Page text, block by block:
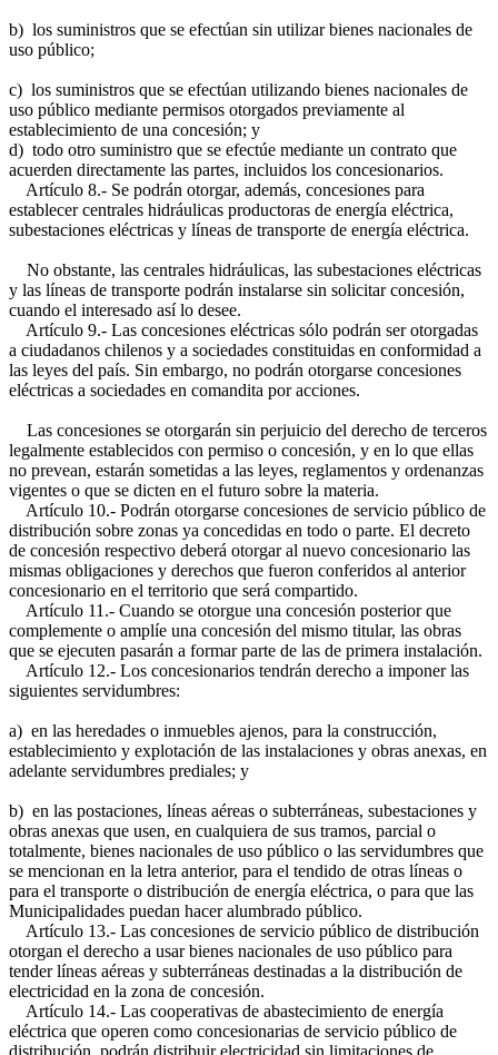
b) los suministros que se efectúan sin utilizar bienes nacionales de
uso público;
c) los suministros que se efectúan utilizando bienes nacionales de
uso público mediante permisos otorgados previamente al
establecimiento de una concesión; y
d) todo otro suministro que se efectúe mediante un contrato que
acuerden directamente las partes, incluidos los concesionarios.
Artículo 8.- Se podrán otorgar, además, concesiones para
establecer centrales hidráulicas productoras de energía eléctrica,
subestaciones eléctricas y líneas de transporte de energía eléctrica.
No obstante, las centrales hidráulicas, las subestaciones eléctricas
y las líneas de transporte podrán instalarse sin solicitar concesión,
cuando el interesado así lo desee.
Artículo 9.- Las concesiones eléctricas sólo podrán ser otorgadas
a ciudadanos chilenos y a sociedades constituidas en conformidad a
las leyes del país. Sin embargo, no podrán otorgarse concesiones
eléctricas a sociedades en comandita por acciones.
Las concesiones se otorgarán sin perjuicio del derecho de terceros
legalmente establecidos con permiso o concesión, y en lo que ellas
no prevean, estarán sometidas a las leyes, reglamentos y ordenanzas
vigentes o que se dicten en el futuro sobre la materia.
Artículo 10.- Podrán otorgarse concesiones de servicio público de
distribución sobre zonas ya concedidas en todo o parte. El decreto
de concesión respectivo deberá otorgar al nuevo concesionario las
mismas obligaciones y derechos que fueron conferidos al anterior
concesionario en el territorio que será compartido.
Artículo 11.- Cuando se otorgue una concesión posterior que
complemente o amplíe una concesión del mismo titular, las obras
que se ejecuten pasarán a formar parte de las de primera instalación.
Artículo 12.- Los concesionarios tendrán derecho a imponer las
siguientes servidumbres:
a) en las heredades o inmuebles ajenos, para la construcción,
establecimiento y explotación de las instalaciones y obras anexas, en
adelante servidumbres prediales; y
b) en las postaciones, líneas aéreas o subterráneas, subestaciones y
obras anexas que usen, en cualquiera de sus tramos, parcial o
totalmente, bienes nacionales de uso público o las servidumbres que
se mencionan en la letra anterior, para el tendido de otras líneas o
para el transporte o distribución de energía eléctrica, o para que las
Municipalidades puedan hacer alumbrado público.
Artículo 13.- Las concesiones de servicio público de distribución
otorgan el derecho a usar bienes nacionales de uso público para
tender líneas aéreas y subterráneas destinadas a la distribución de
electricidad en la zona de concesión.
Artículo 14.- Las cooperativas de abastecimiento de energía
eléctrica que operen como concesionarias de servicio público de
distribución, podrán distribuir electricidad sin limitaciones de